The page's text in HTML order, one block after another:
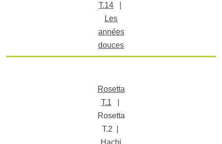
T.14
Les
années
douces
Rosetta
T.1
Rosetta
T.2 |